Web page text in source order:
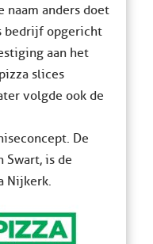
naam anders doet
bedrijf opgericht
aan het
slices
volgde ook de
De
Swart, is de
Nijkerk.